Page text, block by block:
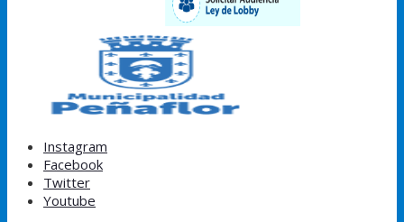
Instagram
Facebook
Twitter
Youtube